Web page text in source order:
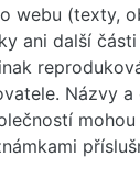
webu (texty,
ani další
Názvy